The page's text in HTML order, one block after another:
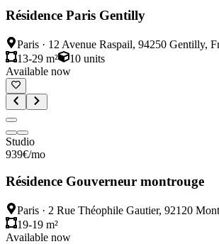
Résidence Paris Gentilly
Paris · 12 Avenue Raspail, 94250 Gentilly,
13-29 m²
10 units
Available now
Studio
939€/mo
Résidence Gouverneur montrouge
Paris · 2 Rue Théophile Gautier, 92120
19-19 m²
Available now